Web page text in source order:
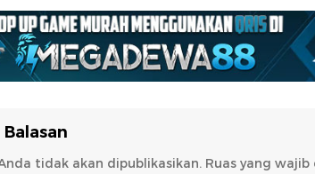
tidak akan dipublikasikan. Ruas yang